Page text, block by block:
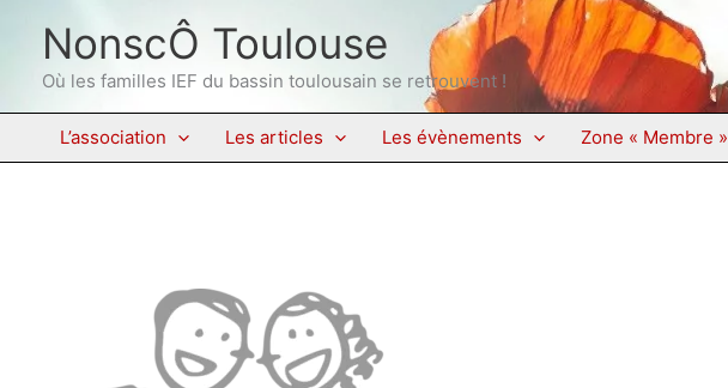
contenu
NonscÔ Toulouse
Où les familles IEF du bassin toulousain se retrouvent !
L’association Les articles Les évènements Zone « Membre »